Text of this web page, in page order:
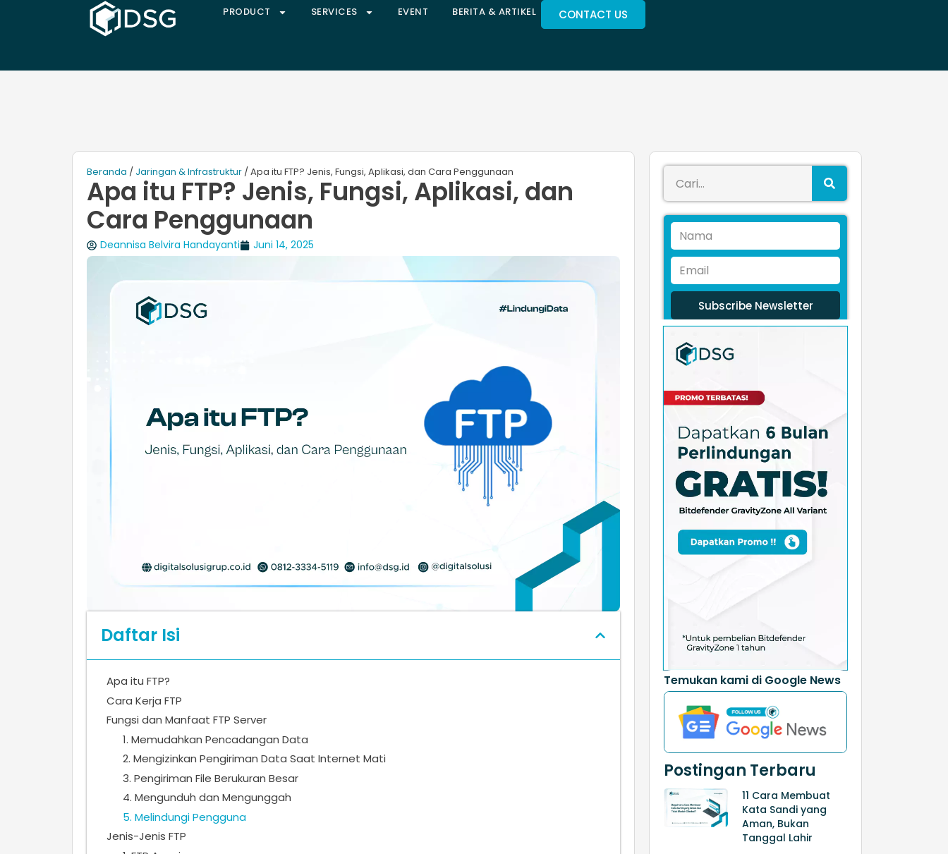
PRODUCT SERVICES EVENT BERITA & ARTIKEL CONTACT US
Beranda / Jaringan & Infrastruktur / Apa itu FTP? Jenis, Fungsi, Aplikasi, dan Cara Penggunaan
Apa itu FTP? Jenis, Fungsi, Aplikasi, dan
Cara Penggunaan
Deannisa Belvira Handayanti Juni 14, 2025
Daftar Isi
Apa itu FTP?
Cara Kerja FTP
Fungsi dan Manfaat FTP Server
1. Memudahkan Pencadangan Data
2. Mengizinkan Pengiriman Data Saat Internet Mati
3. Pengiriman File Berukuran Besar
4. Mengunduh dan Mengunggah
5. Melindungi Pengguna
Jenis-Jenis FTP
Subscribe Newsletter
Temukan kami di Google News
Postingan Terbaru
11 Cara Membuat
Kata Sandi yang
Aman, Bukan
Tanggal Lahir